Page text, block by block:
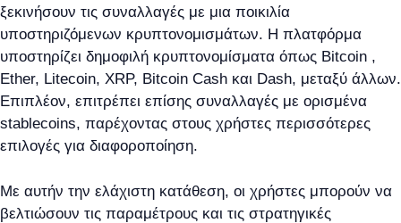
ξεκινήσουν τις συναλλαγές με μια ποικιλία
υποστηριζόμενων κρυπτονομισμάτων. Η πλατφόρμα
υποστηρίζει δημοφιλή κρυπτονομίσματα όπως Bitcoin ,
Ether, Litecoin, XRP, Bitcoin Cash και Dash, μεταξύ άλλων.
Επιπλέον, επιτρέπει επίσης συναλλαγές με ορισμένα
stablecoins, παρέχοντας στους χρήστες περισσότερες
επιλογές για διαφοροποίηση.
Με αυτήν την ελάχιστη κατάθεση, οι χρήστες μπορούν να
βελτιώσουν τις παραμέτρους και τις στρατηγικές